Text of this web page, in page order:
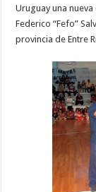
Uruguay una
Federico “Fefo”
provincia de Entre